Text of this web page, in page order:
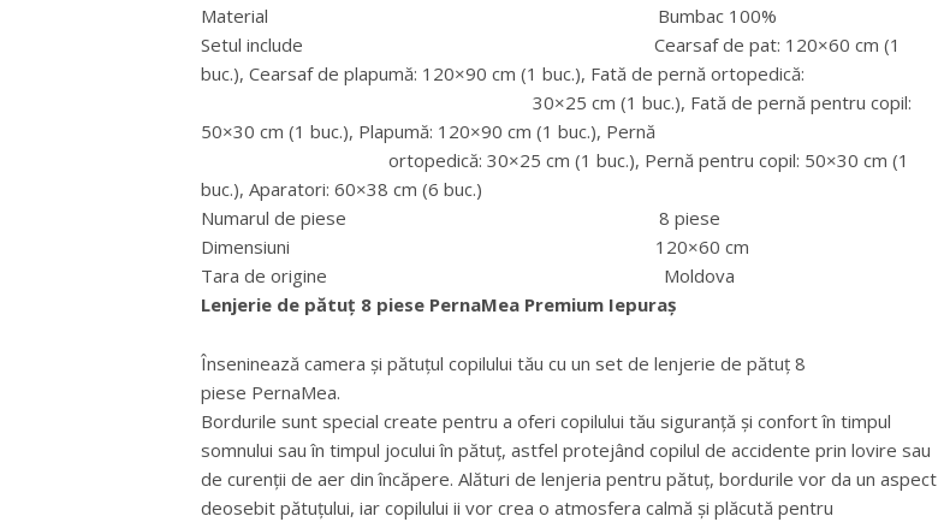
Material Bumbac 100%
Setul include Cearsaf de pat: 120×60 cm (1
buc.), Cearsaf de plapumă: 120×90 cm (1 buc.), Fată de pernă ortopedică:
30×25 cm (1 buc.), Fată de pernă pentru copil:
50×30 cm (1 buc.), Plapumă: 120×90 cm (1 buc.), Pernă
ortopedică: 30×25 cm (1 buc.), Pernă pentru copil: 50×30 cm (1
buc.), Aparatori: 60×38 cm (6 buc.)
Numarul de piese 8 piese
Dimensiuni 120×60 cm
Tara de origine Moldova
Lenjerie de pătuț 8 piese PernaMea Premium Iepuraș
Înseninează camera și pătuțul copilului tău cu un set de lenjerie de pătuț 8
piese PernaMea.
Bordurile sunt special create pentru a oferi copilului tău siguranță și confort în timpul
somnului sau în timpul jocului în pătuț, astfel protejând copilul de accidente prin lovire sau
de curenții de aer din încăpere. Alături de lenjeria pentru pătuț, bordurile vor da un aspect
deosebit pătuțului, iar copilului ii vor crea o atmosfera calmă și plăcută pentru